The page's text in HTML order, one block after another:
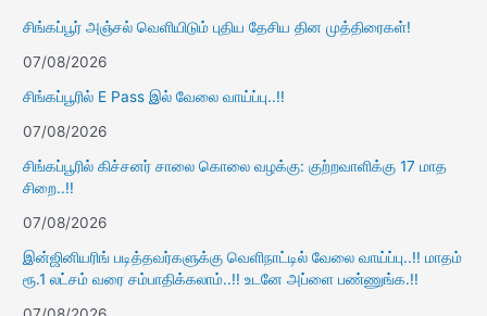
சிங்கப்பூர் அஞ்சல் வெளியிடும் புதிய தேசிய தின முத்திரைகள்!
07/08/2026
சிங்கப்பூரில் E Pass இல் வேலை வாய்ப்பு..!!
07/08/2026
சிங்கப்பூரில் கிச்சனர் சாலை கொலை வழக்கு: குற்றவாளிக்கு 17 மாத
சிறை..!!
07/08/2026
இன்ஜினியரிங் படித்தவர்களுக்கு வெளிநாட்டில் வேலை வாய்ப்பு..!! மாதம்
ரூ.1 லட்சம் வரை சம்பாதிக்கலாம்..!! உடனே அப்ளை பண்ணுங்க.!!